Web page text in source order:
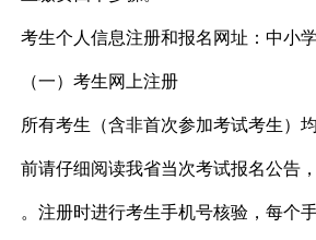
考生个人信息注册和报名网址：中小
（一）考生网上注册
所有考生（含非首次参加考试考生）
前请仔细阅读我省当次考试报名公告
。注册时进行考生手机号核验，每个